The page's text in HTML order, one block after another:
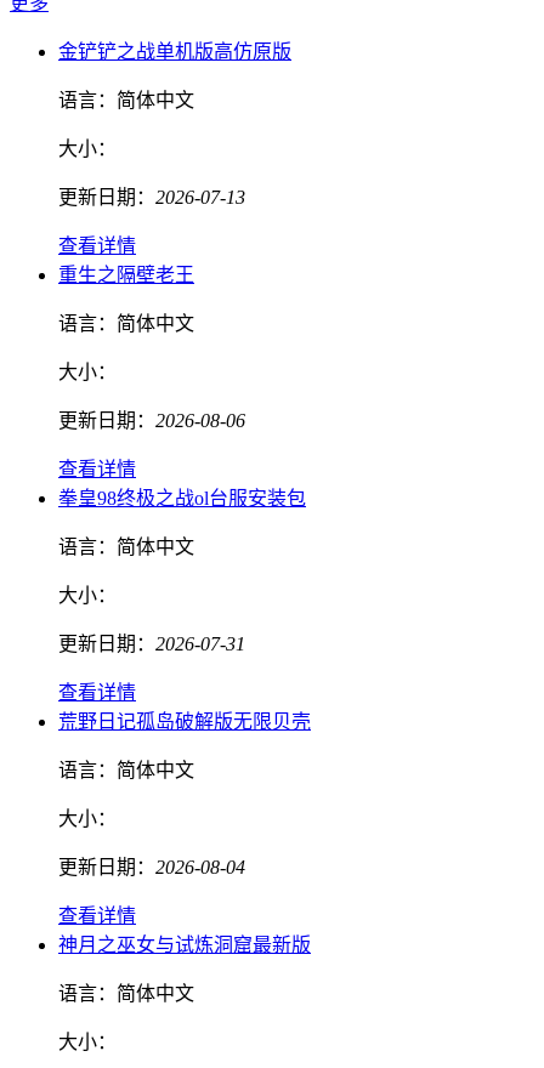
金铲铲之战单机版高仿原版
语言： 简体中文
大小：
更新日期： 2026-07-13
查看详情
重生之隔壁老王
语言： 简体中文
大小：
更新日期： 2026-08-06
查看详情
拳皇98终极之战ol台服安装包
语言： 简体中文
大小：
更新日期： 2026-07-31
查看详情
荒野日记孤岛破解版无限贝壳
语言： 简体中文
大小：
更新日期： 2026-08-04
查看详情
神月之巫女与试炼洞窟最新版
语言： 简体中文
大小：